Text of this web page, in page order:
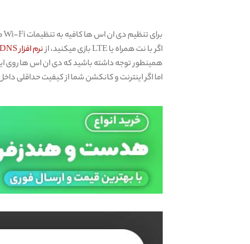
برای تنظیم دی ان اس ها کافیه به تنظیمات Wi-Fi موبایل یا کنسول بازی یا کامپیوتر خود بروید.
اگر با نت همراه یا LTE بازی میکنید، از
نرم افزار Trust DNS
همینطور توجه داشته باشید که دی ان اس ها روی
اما اگر اینترنت و کانکشن شما از کیفیت حداقلی